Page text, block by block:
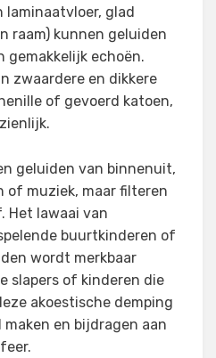
laminaatvloer, glad
raam) kunnen geluiden
gemakkelijk echoën.
zwaardere en dikkere
of gevoerd katoen,
geluiden van binnenuit,
of muziek, maar filteren
Het lawaai van
buurtkinderen of
wordt merkbaar
slapers of kinderen die
akoestische demping
en bijdragen aan